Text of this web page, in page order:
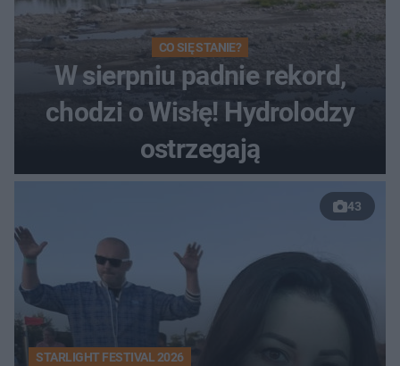
CO SIĘ STANIE?
W sierpniu padnie rekord,
chodzi o Wisłę! Hydrolodzy
ostrzegają
43
STARLIGHT FESTIVAL 2026